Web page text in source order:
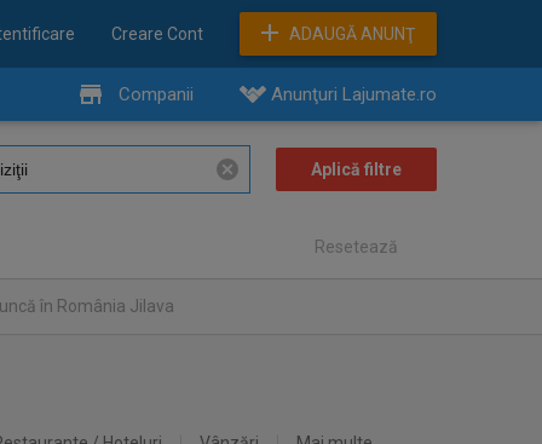
Creare Cont ADAUGĂ ANUNŢ
Companii Anunţuri Lajumate.ro
Resetează
în România Jilava